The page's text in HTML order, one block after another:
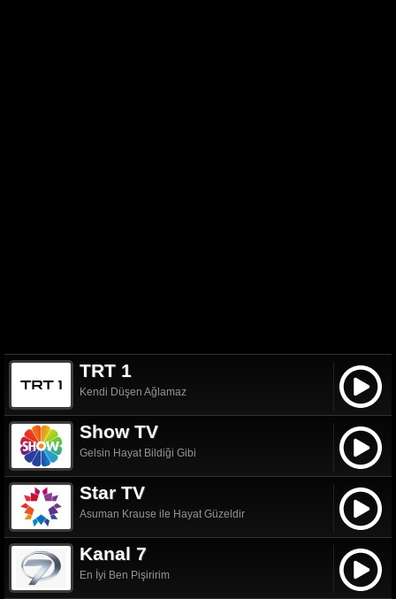
TRT 1
Kendi Düşen Ağlamaz
Show TV
Gelsin Hayat Bildiği Gibi
Star TV
Asuman Krause ile Hayat Güzeldir
Kanal 7
En İyi Ben Pişiririm